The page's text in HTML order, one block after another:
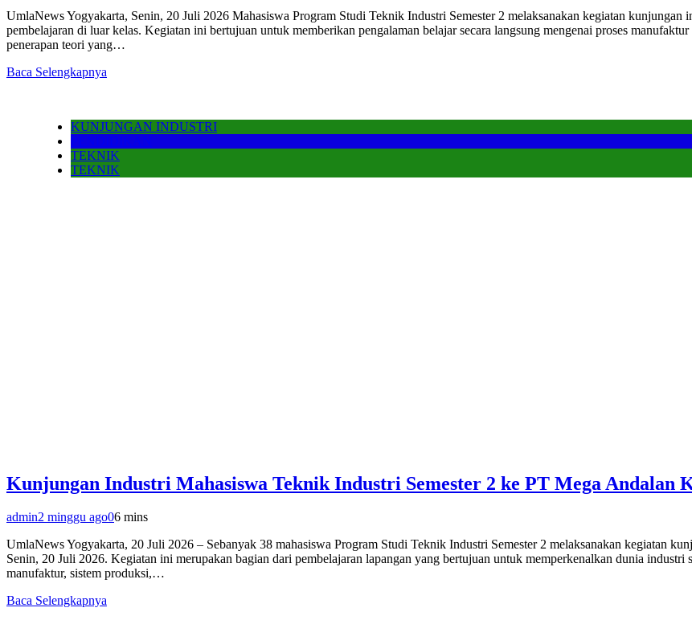
UmlaNews Yogyakarta, Senin, 20 Juli 2026 Mahasiswa Program Studi Teknik Industri Semester 2 melaksanakan kegiatan
pembelajaran di luar kelas. Kegiatan ini bertujuan untuk memberikan pengalaman belajar secara langsung mengenai proses
penerapan teori yang…
Baca Selengkapnya
KUNJUNGAN INDUSTRI
TEKNIK
TEKNIK
Kunjungan Industri Mahasiswa Teknik Industri Semester 2 ke PT Mega Andalan
admin2 minggu ago06 mins
UmlaNews Yogyakarta, 20 Juli 2026 – Sebanyak 38 mahasiswa Program Studi Teknik Industri Semester 2 melaksanakan kegiatan
Senin, 20 Juli 2026. Kegiatan ini merupakan bagian dari pembelajaran lapangan yang bertujuan untuk memperkenalkan dunia industri
manufaktur, sistem produksi,…
Baca Selengkapnya